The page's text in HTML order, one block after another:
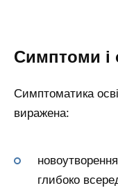
Симптоми і
Симптоматика
виражена:
глибоко